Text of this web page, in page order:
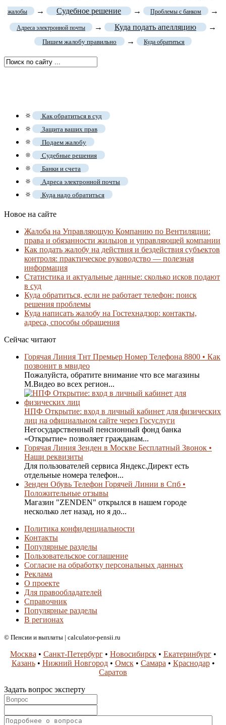
жалобы → Судебное решение → Проблемы с банком →
Адреса электронной почты → Куда подать апелляцию →
Пишем жалобу правильно → Куда обратиться
🔅 Как обратиться в суд
🔅 Защита ваших прав
🔅 Подаем жалобу
🔅 Судебные решения
🔅 Банки и счета
🔅 Адреса электронной почты
🔅 Куда надо обратиться
Новое на сайте
Жалоба на Управляющую Компанию по Вентиляции:
права и обязанности жильцов и управляющей компании
Как подать жалобу на действия и бездействия субъектов
контроля: практическое руководство — полезная
информация
Статистика и актуальные данные: сколько исков подают
в суд
Куда обратиться, если не работает телефон: поиск
решения проблемы
Куда написать жалобу на Гостехнадзор: контакты,
адреса, способы обращения
Сейчас читают
Горячая Линия Тнт Премьер Номер Телефона 8800 • Как
позвонит в мвидео
Пожалуйста, обратите внимание что все магазины
М.Видео во всех регион...
НПФ Открытие: вход в личный кабинет для физических
лиц на официальном сайте через Госуслуги
Негосударственный пенсионный фонд банка
«Открытие» позволяет гражданам...
Горячая Линия Зенден в Москве Бесплатный Звонок •
Наши реквизиты
Для пользователей сервиса Яндекс.Директ есть
отдельные номера телефон...
Зенден Обувь Телефон Горячей Линии в Спб •
Положительные отзывы
Магазин "ZENDEN" открылся в нашем городе
несколько лет назад, но я до...
Политика конфиденциальности
Контакты
Популярные разделы
Пользовательское соглашение
Согласие на обработку персональных данных
Реклама
О проекте
Для правообладателей
Справочник
Популярные разделы
В регионах
© Пенсии и выплаты | calculator-pensii.ru
Москва • Санкт-Петербург• Новосибирск• Екатеринбург•
Казань• Нижний Новгород• Омск• Самара • Краснодар•
Саратов
Задать вопрос эксперту